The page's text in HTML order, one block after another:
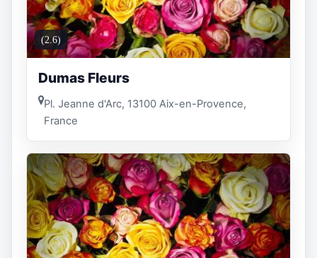
(2.6)
Dumas Fleurs
Pl. Jeanne d'Arc, 13100 Aix-en-Provence,
France